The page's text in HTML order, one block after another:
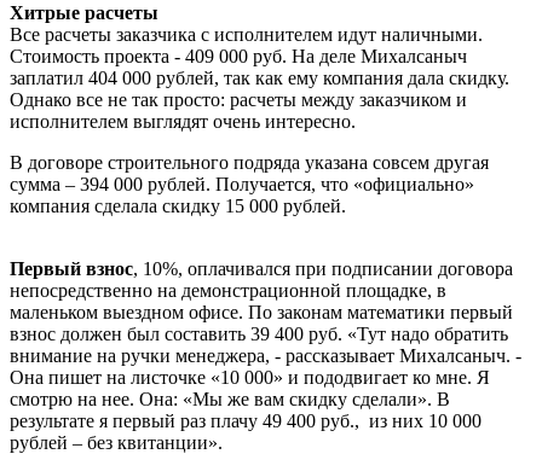
Хитрые расчеты
Все расчеты заказчика с исполнителем идут наличными.
Стоимость проекта - 409 000 руб. На деле Михалсаныч
заплатил 404 000 рублей, так как ему компания дала скидку.
Однако все не так просто: расчеты между заказчиком и
исполнителем выглядят очень интересно.
В договоре строительного подряда указана совсем другая
сумма – 394 000 рублей. Получается, что «официально»
компания сделала скидку 15 000 рублей.
Первый взнос, 10%, оплачивался при подписании договора
непосредственно на демонстрационной площадке, в
маленьком выездном офисе. По законам математики первый
взнос должен был составить 39 400 руб. «Тут надо обратить
внимание на ручки менеджера, - рассказывает Михалсаныч. -
Она пишет на листочке «10 000» и пододвигает ко мне. Я
смотрю на нее. Она: «Мы же вам скидку сделали». В
результате я первый раз плачу 49 400 руб., из них 10 000
рублей – без квитанции».